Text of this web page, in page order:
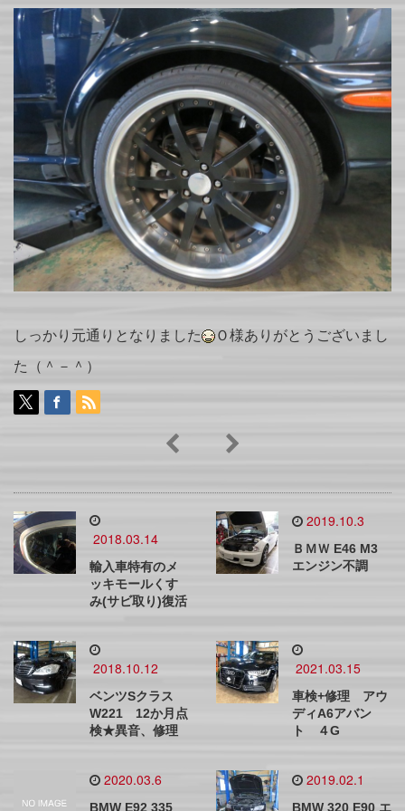
しっかり元通りとなりました Ｏ様ありがとうございまし
た（＾－＾）
2018.03.14
輸入車特有のメ
ッキモールくす
み(サビ取り)復活
2019.10.3
ＢＭＷ E46 M3
エンジン不調
2018.10.12
ベンツSクラス
W221 12か月点
検★異音、修理
2021.03.15
車検+修理 アウ
ディA6アバン
ト ４G
2020.03.6
BMW E92 335
2019.02.1
BMW 320 E90 エ